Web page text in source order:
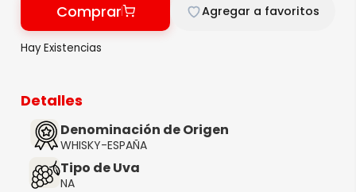
Comprar Agregar a favoritos
Hay Existencias
Detalles
Denominación de Origen
WHISKY-ESPAÑA
Tipo de Uva
NA